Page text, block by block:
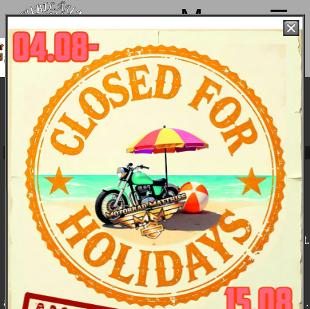
Menu
von 4. bis 15.08. Sommerpause
ab 18.08. wieder mit voller Power für
Euch da!
XL 883 Sportster 2005
Charakter Ausstattungsmerkmale
Farben und
Preise
Technische
Daten
(vergrößern)
Charakter
Ein Motorrad, das
sich genauso
problemlos
besitzen lässt wie
es sich fahren lässt.
Ein unverfälschtes
Motorrad,
beschränkt auf das
Wesentliche. Was
auch der Betrachter daran vergeblich sucht - es ist entbehrlich.